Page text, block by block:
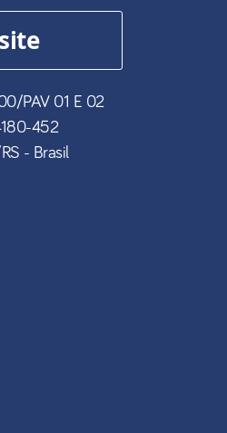
PAV 01 E 02
452
RS - Brasil